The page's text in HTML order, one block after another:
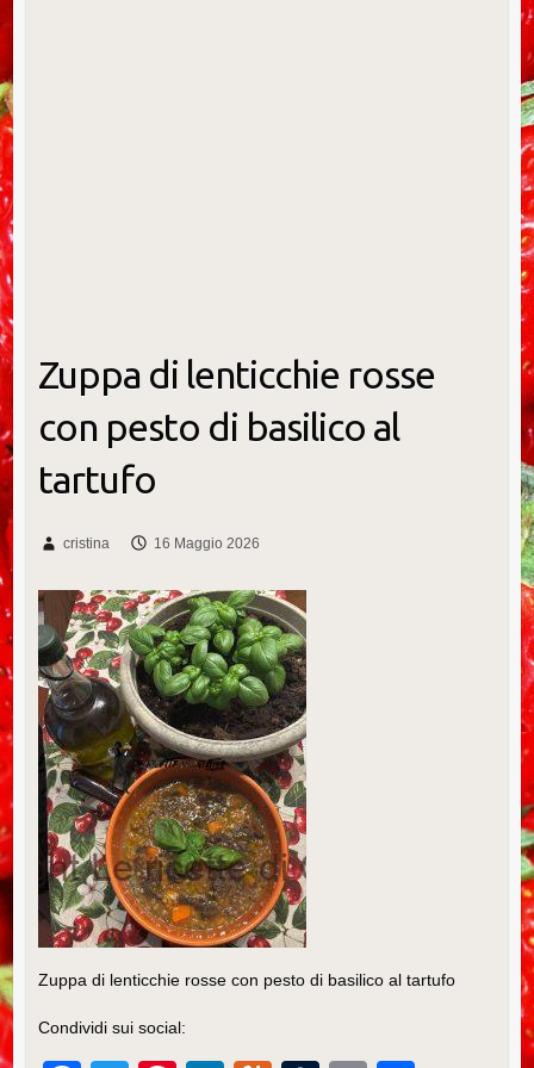
Zuppa di lenticchie rosse
con pesto di basilico al
tartufo
cristina 16 Maggio 2026
Zuppa di lenticchie rosse con pesto di basilico al tartufo
Condividi sui social: